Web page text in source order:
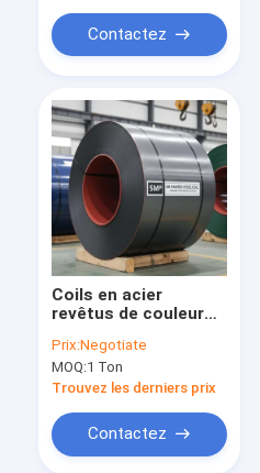
Contactez
Coils en acier
revêtus de couleur
revêtements de toits
durables et projets
de construction
Prix:Negotiate
MOQ:1 Ton
Trouvez les derniers prix
Contactez